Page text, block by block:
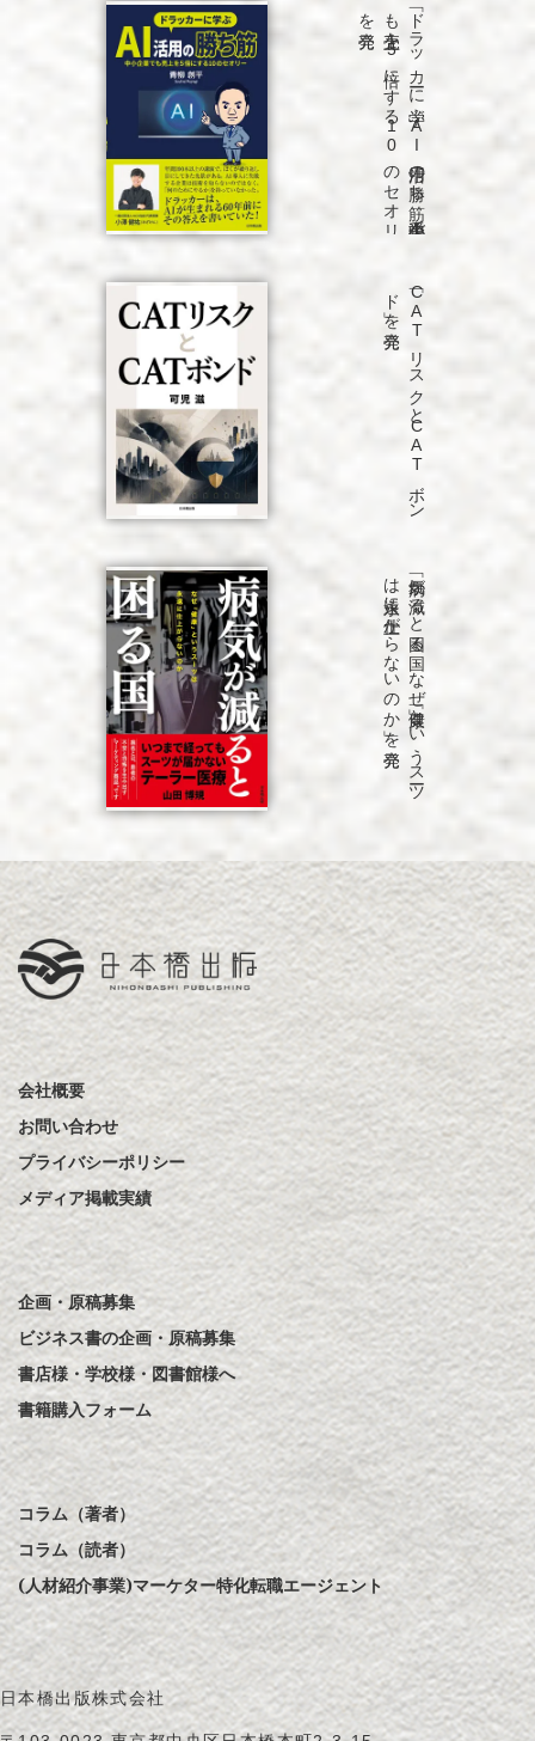
「ド
ラ
ッ
カ
ーに
学ぶ
A
I
活用の
勝ち
筋
中小企業で
も
売上を
5
倍に
す
る
1
0
の
セ
オ
リ
ー」
を
発売
「C
A
T
リ
ス
ク
と
C
A
T
ボ
ン
ド
」を
発売
「病気が
減る
と
困る
国
な
ぜ
「健康」と
い
う
ス
ーツ
は
永遠に
仕上が
ら
な
い
の
か
」を
発売
会社概要
お問い合わせ
プライバシーポリシー
メディア掲載実績
企画・原稿募集
ビジネス書の企画・原稿募集
書店様・学校様・図書館様へ
書籍購入フォーム
コラム（著者）
コラム（読者）
(人材紹介事業)マーケター特化転職エージェント
日本橋出版株式会社